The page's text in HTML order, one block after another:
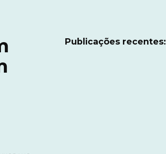
Publicações recentes: